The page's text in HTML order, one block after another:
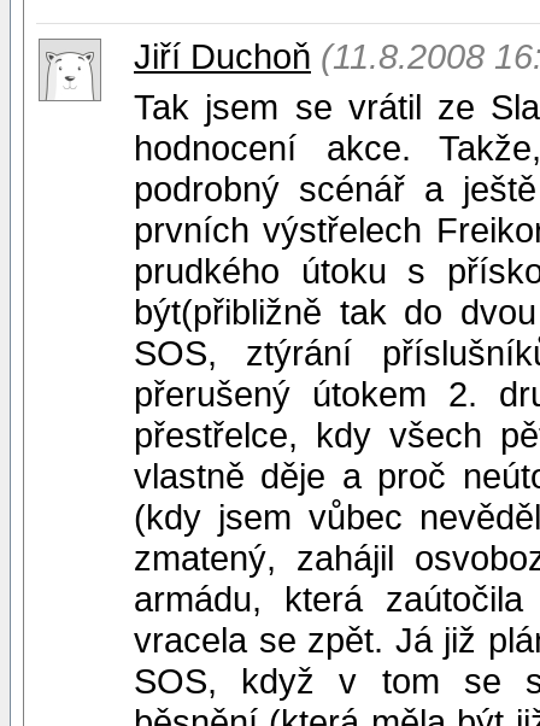
Jiří Duchoň (11.8.2008
Tak jsem se vrátil ze
hodnocení akce.
podrobný scénář a
prvních výstřelech
prudkého útoku s
být(přibližně tak do
SOS, ztýrání
přerušený útokem 2.
přestřelce, kdy všech
vlastně děje a proč
(kdy jsem vůbec
zmatený, zahájil
armádu, která
vracela se zpět. Já již
SOS, když v tom se